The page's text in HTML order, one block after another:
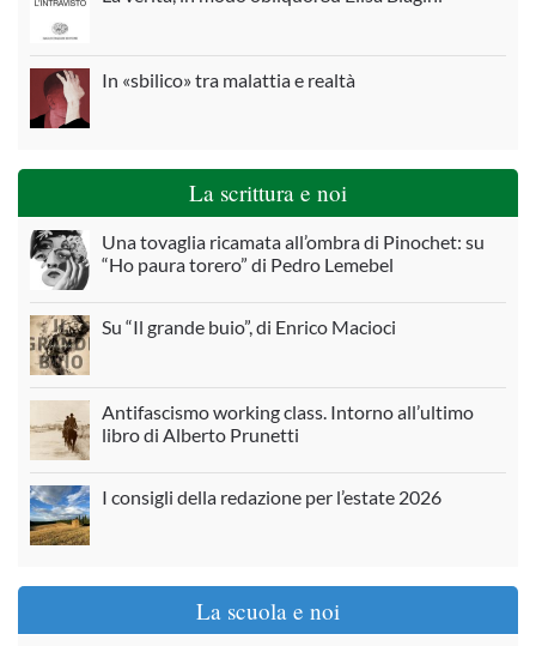
In «sbilico» tra malattia e realtà
La scrittura e noi
Una tovaglia ricamata all’ombra di Pinochet: su
“Ho paura torero” di Pedro Lemebel
Su “Il grande buio”, di Enrico Macioci
Antifascismo working class. Intorno all’ultimo
libro di Alberto Prunetti
I consigli della redazione per l’estate 2026
La scuola e noi